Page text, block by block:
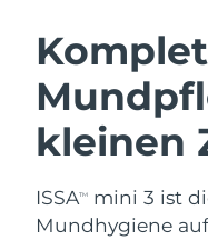
kleinen
ISSATM
mini 3 ist
Mundhygiene
Gesichtsreinigung
Anti-
Österreich
Bahrain
Belgien
Bermuda